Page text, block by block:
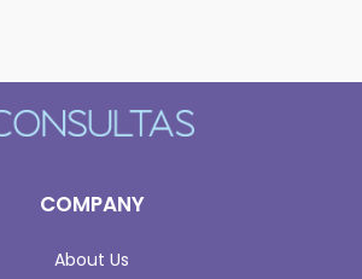
COMPANY
About Us